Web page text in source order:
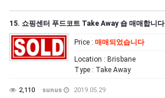
15. 쇼핑센터 푸드코트 Take Away 숍 매매합니다
Price : 매매되었습니다
Location : Brisbane
Type : Take Away
2,110 sunus 2019.05.29